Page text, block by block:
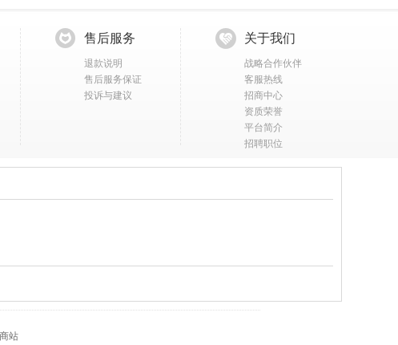
售后服务
退款说明
售后服务保证
投诉与建议
关于我们
战略合作伙伴
客服热线
招商中心
资质荣誉
平台简介
招聘职位
站